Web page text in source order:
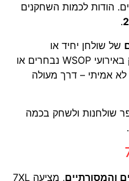
הודות לכמות השחקנים
.
של שולחן יחיד או
בטורנירים רבי משתתפים, לשחק באירועי WSOP נבחרים או
אמיתי – דרך מעולה
שולחנות ולשחק בכמה
והמסורתיים , מציעה 7XL